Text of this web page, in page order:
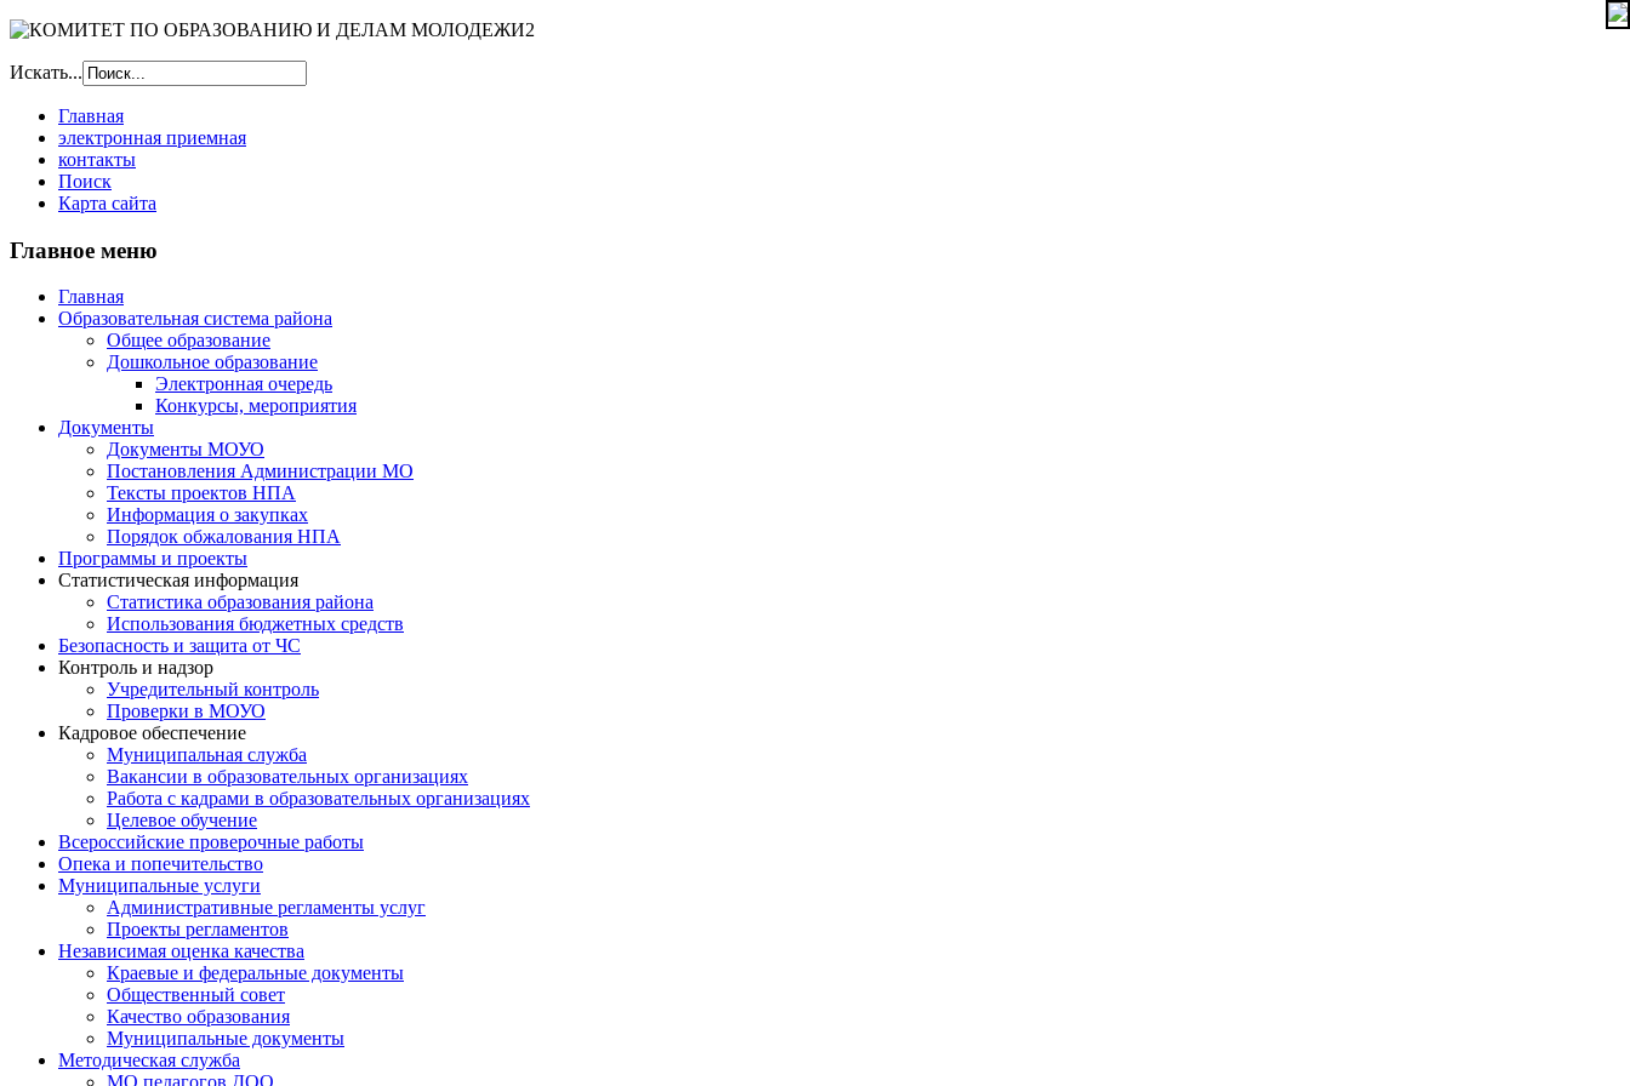
Искать...
Главная
электронная приемная
контакты
Поиск
Карта сайта
Главное меню
Главная
Образовательная система района
Общее образование
Дошкольное образование
Электронная очередь
Конкурсы, мероприятия
Документы
Документы МОУО
Постановления Администрации МО
Тексты проектов НПА
Информация о закупках
Порядок обжалования НПА
Программы и проекты
Статистическая информация
Статистика образования района
Использования бюджетных средств
Безопасность и защита от ЧС
Контроль и надзор
Учредительный контроль
Проверки в МОУО
Кадровое обеспечение
Муниципальная служба
Вакансии в образовательных организациях
Работа с кадрами в образовательных организациях
Целевое обучение
Всероссийские проверочные работы
Опека и попечительство
Муниципальные услуги
Административные регламенты услуг
Проекты регламентов
Независимая оценка качества
Краевые и федеральные документы
Общественный совет
Качество образования
Муниципальные документы
Методическая служба